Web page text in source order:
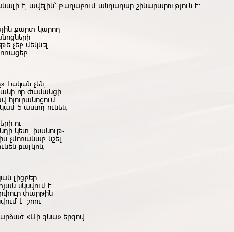
է, ավելին՝ քաղաքում անդադար շինարարություն է։
քարտ կարող
չեք մեկնել
էական չեն,
որ ժամանցի
հյուրանոցում
5 աստղ ունեն,
ու
կետ, խանութ-
չմոռանաք նշել
բալկոն,
լիցքեր
սկսվում է
փարթին
է շոու
«Մի գնա» երգով,